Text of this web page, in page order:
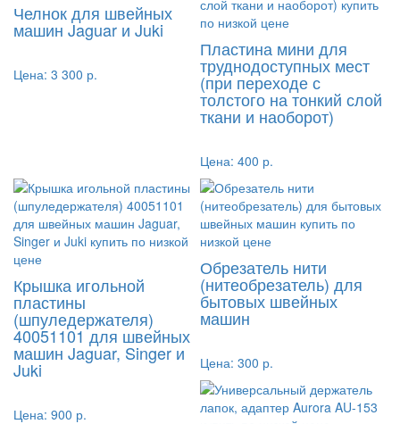
Челнок для швейных
машин Jaguar и Juki
Цена: 3 300 р.
Пластина мини для
труднодоступных мест
(при переходе с
толстого на тонкий слой
ткани и наоборот)
Цена: 400 р.
Крышка игольной
пластины
(шпуледержателя)
40051101 для швейных
машин Jaguar, Singer и
Juki
Цена: 900 р.
Обрезатель нити
(нитеобрезатель) для
бытовых швейных
машин
Цена: 300 р.